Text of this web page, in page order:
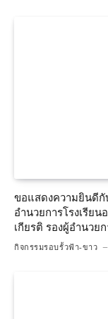
ขอแสดงความยินดีกั
อำนวยการโรงเรีย
เกียรติ รองผู้อำนวย
กิจกรรมรอบรั้วฟ้า-ขาว